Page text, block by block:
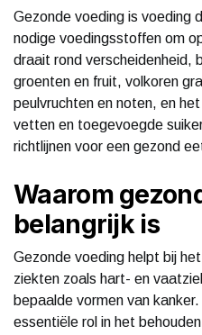
Gezonde voeding is voeding
nodige voedingsstoffen om
draait rond verscheidenheid,
groenten en fruit, volkoren
peulvruchten en noten, en
vetten en toegevoegde
richtlijnen voor een gezond
Waarom
belangrijk is
Gezonde voeding helpt bij
ziekten zoals hart- en
bepaalde vormen van
essentiële rol in het